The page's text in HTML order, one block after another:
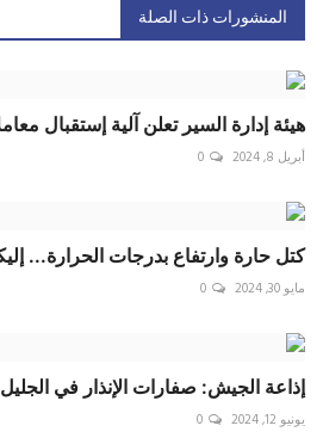
المنشورات ذات الصلة
هيئة إدارة السير تعلن آلية إستقبال
أبريل 8, 2024 0
كتل حارة وارتفاع بدرجات الحرارة...
مايو 30, 2024 0
إذاعة الجيش: صفارات الإنذار في
يونيو 12, 2024 0